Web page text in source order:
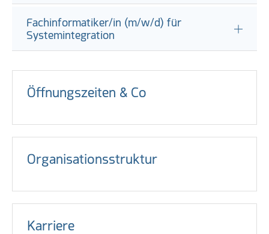
Fachinformatiker/in (m/w/d) für
Systemintegration
Öffnungszeiten & Co
Organisationsstruktur
Karriere